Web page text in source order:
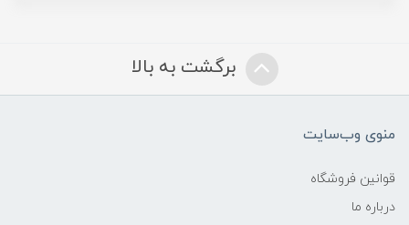
برگشت به بالا
منوی وب‌سایت
قوانین فروشگاه
درباره ما